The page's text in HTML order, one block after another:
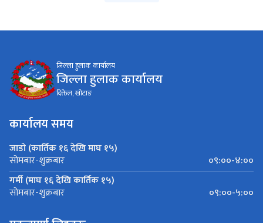
जिल्ला हुलाक कार्यालय
जिल्ला हुलाक कार्यालय
दिक्तेल, खोटाङ
कार्यालय समय
जाडो (कार्तिक १६ देखि माघ १५)
सोमबार-शुक्रबार
०९:००-४:००
गर्मी (माघ १६ देखि कार्तिक १५)
सोमबार-शुक्रबार ०९:००-५:००